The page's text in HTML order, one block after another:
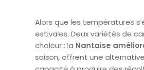
Alors que les températures
estivales. Deux variétés de
chaleur : la Nantaise
saison, offrent une